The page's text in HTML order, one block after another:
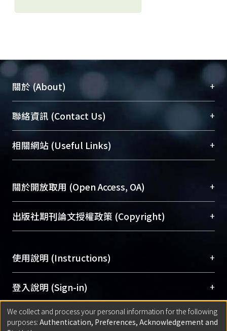
關於 (About) +
臺大位居世界頂尖大學之列，為永久珍藏及向國際
展現本校豐碩的研究成果及學術能量，圖書館整合
機構典藏（NTUR）與學術庫（AH）不同功能平
台，成為臺大學術典藏NTU scholars。期能整合研
成果。
To permanently archive and promote researcher
profiles and scholarly works, Library integrates the
services of “NTU Repository” with “Academic
聯絡資訊 (Contact Us) +
總館學科館員(Main Library)
醫學圖書館學科館員(Medical Library)
Sciences Library)
相關網站 (Useful Links) +
關於開放取用 (Open Access, OA) +
開放取用是從使用者角度提升資訊取用性的社會運
動，應用在學術研究上是透過將研究著作公開供使
用逐年攀升。同時可加速研究發展、提升研究影響
Archive）平台。 （點選深入了解OA）
出版社期刊論文授權政策 (Copyright) +
含部分內容的版權非匯入者所有，或由第三方贊
助與合作完成，請確認該版權所有者及第三方同
意提供此授權。
Please represent that the submission is your
original work, and that you have the right to
grant the rights to upload.
使用說明 (Instructions) +
網站簡介(Quickstart Guide)
使用手冊(Instruction Manual)
線上預約服務(Booking Service)
登入說明 (Sign-in) +
方案一：臺灣大學計算機中心帳號登入
匯入著作 (Submission) +
We collect and process your personal information for the following
purposes: Authentication, Preferences, Acknowledgement and